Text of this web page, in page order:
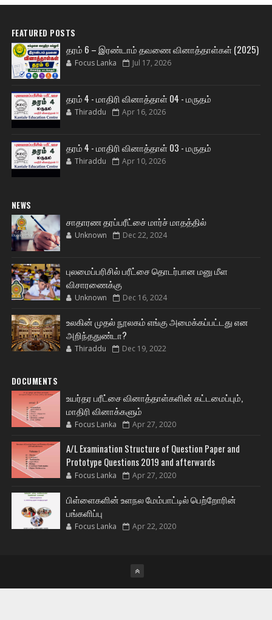
FEATURED POSTS
தரம் 6 – இரண்டாம் தவணை வினாத்தாள்கள் (2025)
Focus Lanka Jul 17, 2026
தரம் 4 - மாதிரி வினாத்தாள் 04 - மருதம்
Thiraddu Apr 16, 2026
தரம் 4 - மாதிரி வினாத்தாள் 03 - மருதம்
Thiraddu Apr 10, 2026
NEWS
சாதாரண தரப்பரீட்சை மார்ச் மாதத்தில்
Unknown Dec 22, 2024
புலமைப்பரிசில் பரீட்சை தொடர்பான மனு மீள
விசாரணைக்கு
Unknown Dec 16, 2024
உலகின் முதல் நூலகம் எங்கு அமைக்கப்பட்டது என
அறிந்ததுண்டா?
Thiraddu Dec 19, 2022
DOCUMENTS
உயர்தர பரீட்சை வினாத்தாள்களின் கட்டமைப்பும்,
மாதிரி வினாக்களும்
Focus Lanka Apr 27, 2020
A/L Examination Structure of Question Paper and
Prototype Questions 2019 and afterwards
Focus Lanka Apr 27, 2020
பிள்ளைகளின் உளநல மேம்பாட்டில் பெற்றோரின்
பங்களிப்பு
Focus Lanka Apr 22, 2020